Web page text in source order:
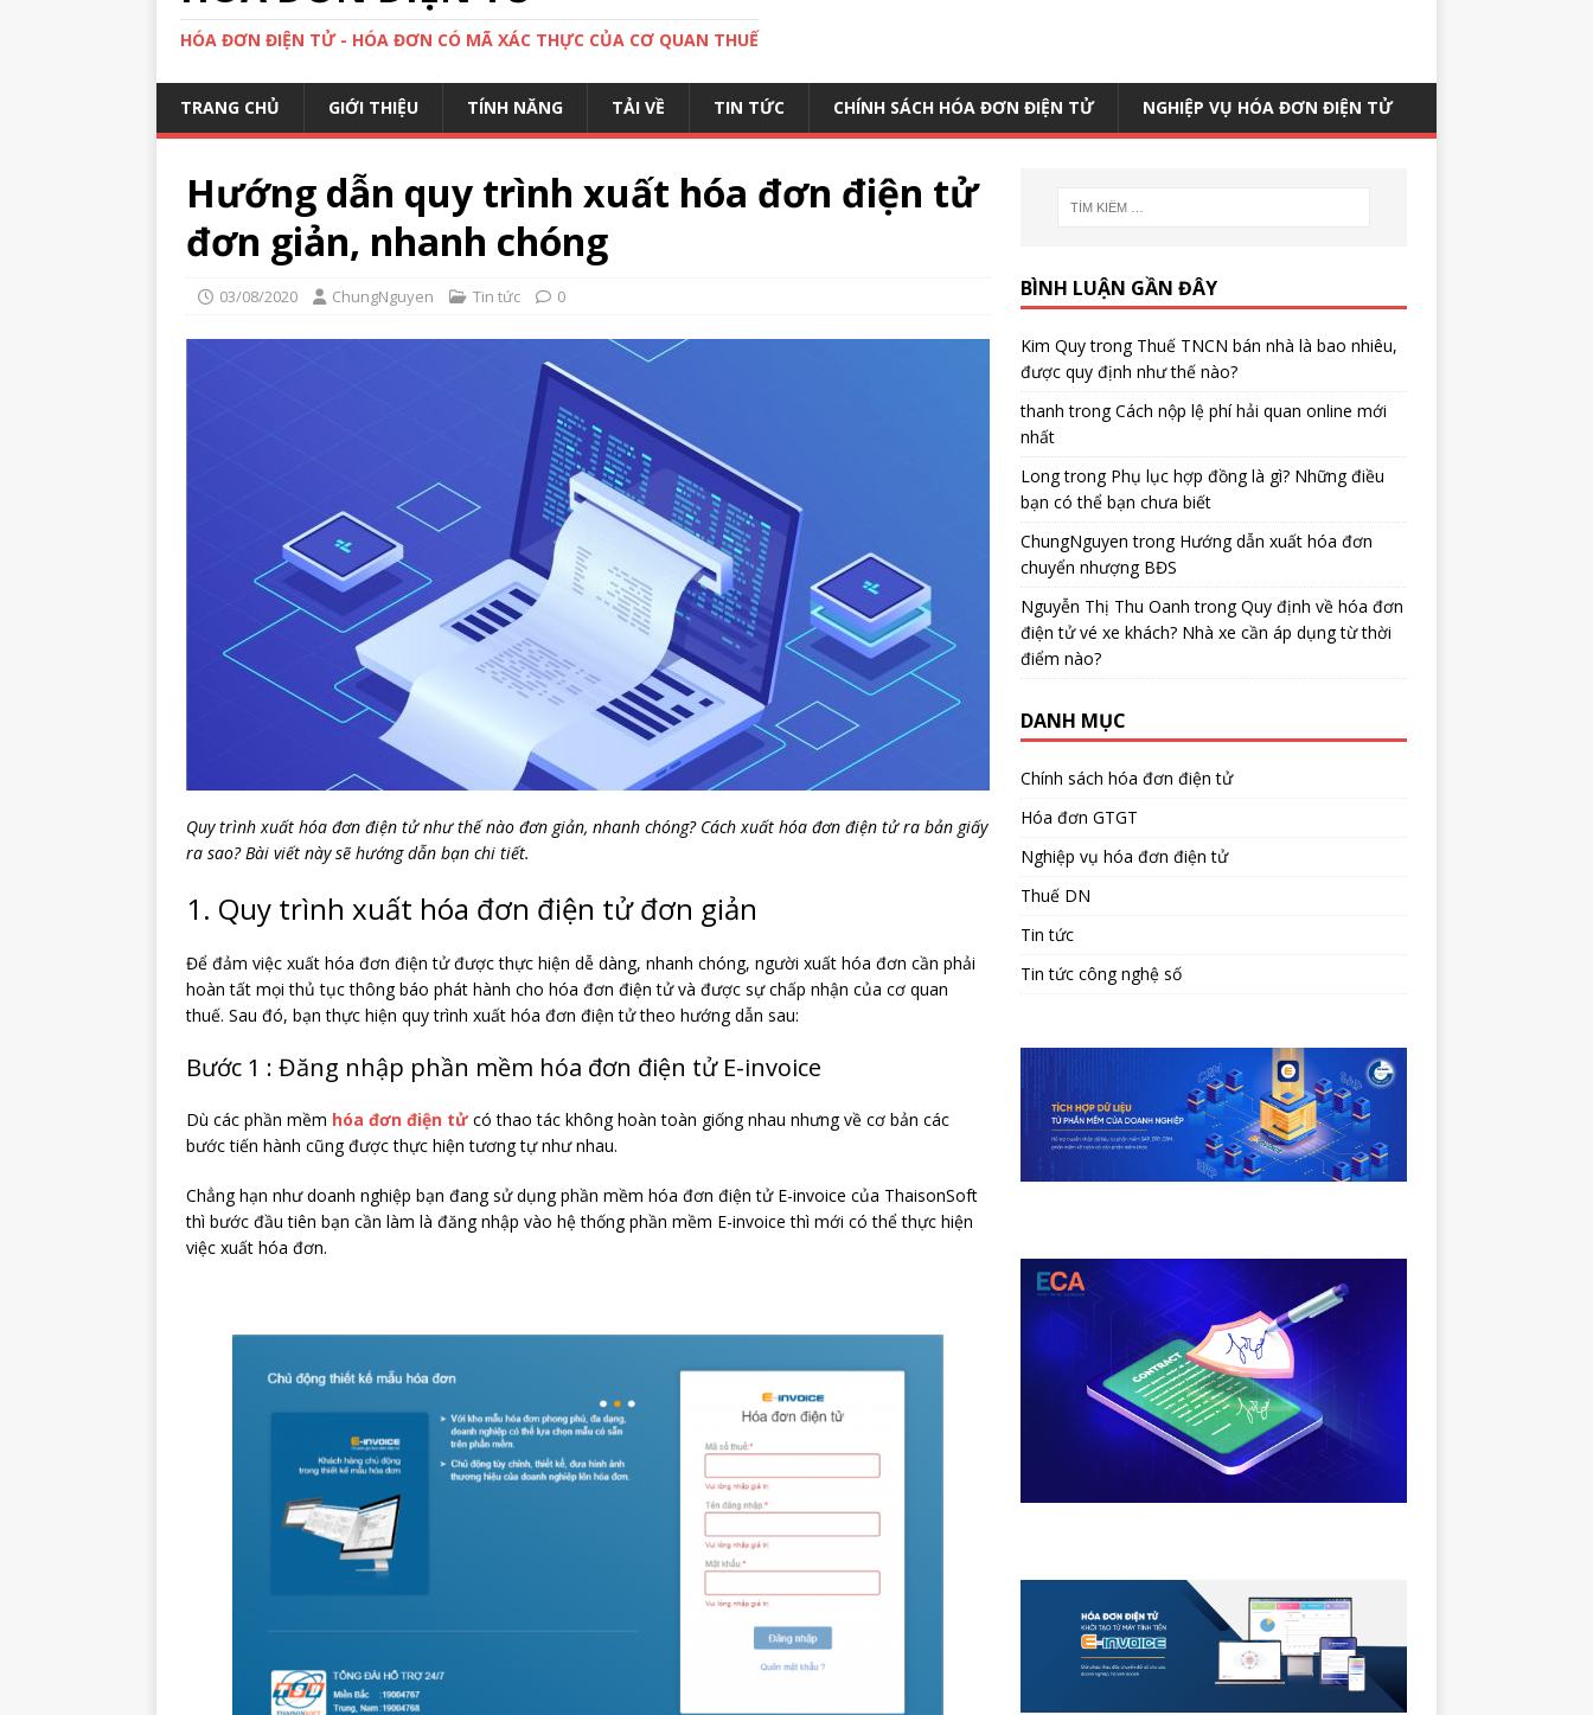
HÓA ĐƠN ĐIỆN TỬ - HÓA ĐƠN CÓ MÃ XÁC THỰC CỦA CƠ QUAN THUẾ
TRANG CHỦ GIỚI THIỆU TÍNH NĂNG TẢI VỀ TIN TỨC CHÍNH SÁCH HÓA ĐƠN ĐIỆN TỬ NGHIỆP VỤ HÓA ĐƠN ĐIỆN TỬ
Hướng dẫn quy trình xuất hóa đơn điện tử
đơn giản, nhanh chóng
03/08/2020 ChungNguyen Tin tức 0
Quy trình xuất hóa đơn điện tử như thế nào đơn giản, nhanh chóng? Cách xuất hóa đơn điện tử ra bản giấy
ra sao? Bài viết này sẽ hướng dẫn bạn chi tiết.
1. Quy trình xuất hóa đơn điện tử đơn giản
Để đảm việc xuất hóa đơn điện tử được thực hiện dễ dàng, nhanh chóng, người xuất hóa đơn cần phải
hoàn tất mọi thủ tục thông báo phát hành cho hóa đơn điện tử và được sự chấp nhận của cơ quan
thuế. Sau đó, bạn thực hiện quy trình xuất hóa đơn điện tử theo hướng dẫn sau:
Bước 1 : Đăng nhập phần mềm hóa đơn điện tử E-invoice
Dù các phần mềm hóa đơn điện tửcó thao tác không hoàn toàn giống nhau nhưng về cơ bản các
bước tiến hành cũng được thực hiện tương tự như nhau.
Chẳng hạn như doanh nghiệp bạn đang sử dụng phần mềm hóa đơn điện tử E-invoice của ThaisonSoft
thì bước đầu tiên bạn cần làm là đăng nhập vào hệ thống phần mềm E-invoice thì mới có thể thực hiện
việc xuất hóa đơn.
BÌNH LUẬN GẦN ĐÂY
Kim Quytrong Thuế TNCN bán nhà là bao nhiêu,
được quy định như thế nào?
thanh trongCách nộp lệ phí hải quan online mới
nhất
Longtrong Phụ lục hợp đồng là gì? Những điều
bạn có thể bạn chưa biết
ChungNguyen trong Hướng dẫn xuất hóa đơn
chuyển nhượng BĐS
Nguyễn Thị Thu Oanh trongQuy định về hóa đơn
điện tử vé xe khách? Nhà xe cần áp dụng từ thời
điểm nào?
DANH MỤC
Chính sách hóa đơn điện tử
Hóa đơn GTGT
Nghiệp vụ hóa đơn điện tử
Thuế DN
Tin tức
Tin tức công nghệ số